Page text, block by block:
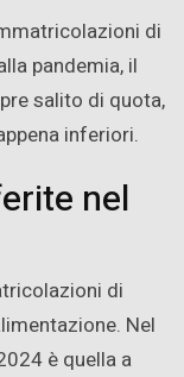
di
pandemia, il
salito di quota,
inferiori.
nel
di
Nel
è quella a